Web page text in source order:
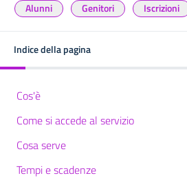
Alunni Genitori Iscrizioni
Indice della pagina
Cos'è
Come si accede al servizio
Cosa serve
Tempi e scadenze